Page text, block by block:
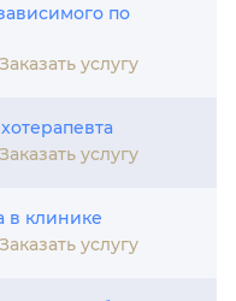
по
Заказать услугу
Заказать услугу
в клинике
Заказать услугу